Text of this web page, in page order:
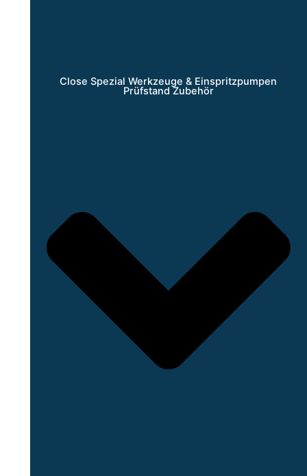
Close Spezial Werkzeuge & Einspritzpumpen
Prüfstand Zubehör